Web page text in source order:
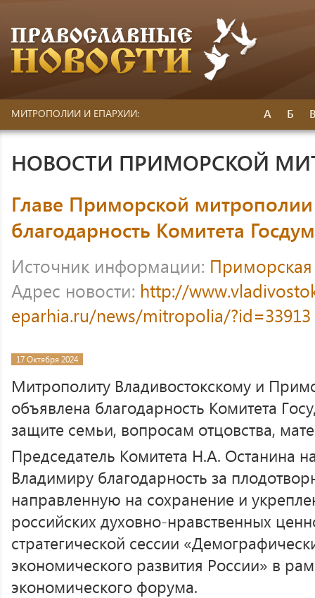
МИТРОПОЛИИ И ЕПАРХИИ: А Б
НОВОСТИ ПРИМОРСКОЙ
Главе Приморской
благодарность Комитета
Источник информации:
Адрес новости: http://
eparhia.ru/news/mitropolia/?id=33913
17 Октября 2024
Митрополиту Владивостокскому и
объявлена благодарность Комитета
защите семьи, вопросам отцовства,
Председатель Комитета Н.А. Останина
Владимиру благодарность за
направленную на сохранение и
российских духовно-нравственных
стратегической сессии
экономического развития России» в
экономического форума.